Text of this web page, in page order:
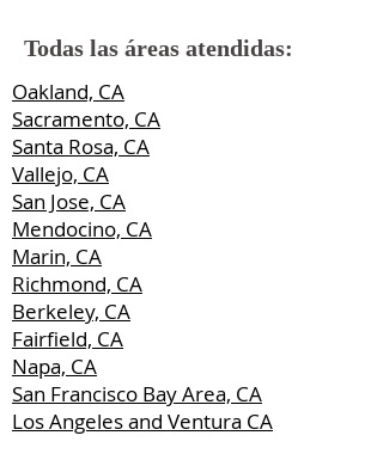
Todas las áreas atendidas:
Oakland, CA
Sacramento, CA
Santa Rosa, CA
Vallejo, CA
San Jose, CA
Mendocino, CA
Marin, CA
Richmond, CA
Berkeley, CA
Fairfield, CA
Napa, CA
San Francisco Bay Area, CA
Los Angeles and Ventura CA